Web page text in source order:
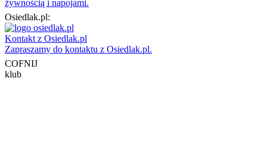
żywnością i napojami.
Osiedlak.pl:
Kontakt z Osiedlak.pl
Zapraszamy do kontaktu z Osiedlak.pl.
COFNIJ
klub